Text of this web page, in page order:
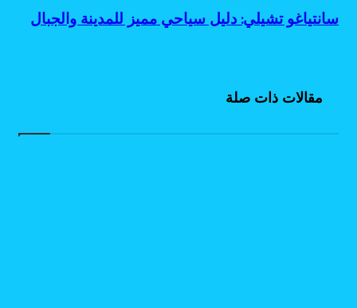
تشيلي
سانتياغو
تشيلي:
للمدينة
والجبال
سانتياغو تشيلي: دليل سياحي مميز للمدينة والجبال
مقالات ذات صلة